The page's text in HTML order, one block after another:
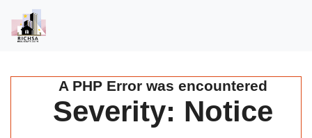
A PHP Error was encountered
Severity: Notice